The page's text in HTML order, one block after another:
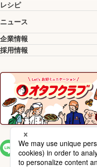
レシピ
ニュース
企業情報
採用情報